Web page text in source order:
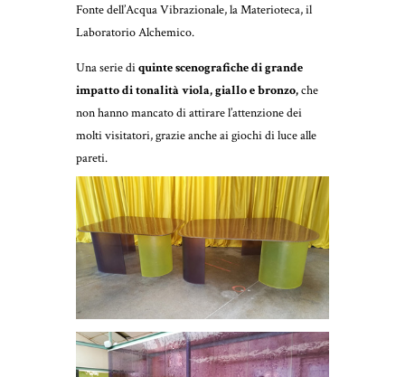
Fonte dell’Acqua Vibrazionale, la Materioteca, il
Laboratorio Alchemico.
Una serie diquinte scenografiche di grande
impatto di tonalità viola, giallo e bronzo,che
non hanno mancato di attirare l’attenzione dei
molti visitatori, grazie anche ai giochi di luce alle
pareti.